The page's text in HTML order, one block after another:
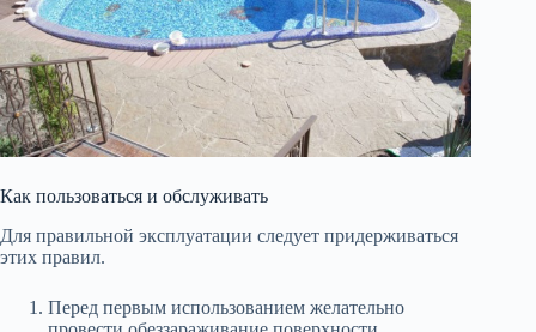
Как пользоваться и обслуживать
Для правильной эксплуатации следует придерживаться
этих правил.
Перед первым использованием желательно